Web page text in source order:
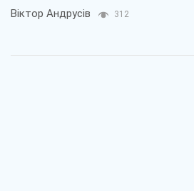
Віктор Андрусів 312